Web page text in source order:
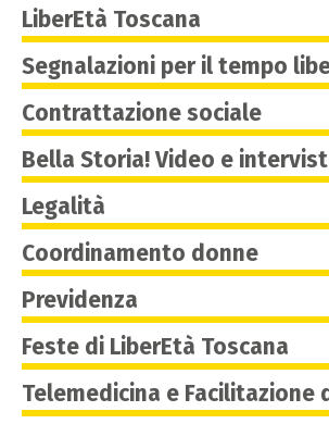
LiberEtà Toscana
Segnalazioni per il tempo
Contrattazione sociale
Bella Storia! Video e
Legalità
Coordinamento donne
Previdenza
Feste di LiberEtà Toscana
Telemedicina e Facilitazione